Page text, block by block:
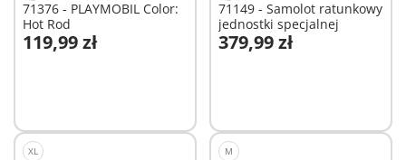
71376 - PLAYMOBIL Color:
Hot Rod
119,99 zł
Dodaj do koszyka
71149 - Samolot ratunkowy
jednostki specjalnej
379,99 zł
Dodaj do koszyka
XL M